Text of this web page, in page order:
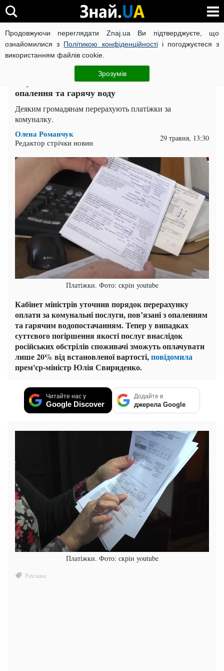
Продовжуючи переглядати Znaj.ua Ви підтверджуєте, що
ознайомилися з Політикою конфіденційностіі погоджуєтеся з
використанням файлів cookie.
Зрозумів
ВІЙНА РОСІЇ ПРОТИ УКРАЇНИ КОРОНАВІРУС В УКРАЇНІ
ЧИТАТЬ НА РУССКОМ
Українцям дозволять менше платити за
опалення та гарячу воду
Деяким громадянам перерахують платіжки за
комуналку.
Олена Романчук
Редактор стрічки новин 29 травня, 13:30
Платіжки. Фото: скрін youtube
Кабінет міністрів уточнив порядок перерахунку
оплати за комунальні послуги, пов’язані з опаленням
та гарячим водопостачанням. Тепер у випадках
суттєвого погіршення якості послуг внаслідок
російських обстрілів споживачі зможуть оплачувати
лише 20% від встановленої вартості,повідомила
прем'єр-міністр Юлія Свириденко.
Читайте нас у
Google Discover
Додайте в
джерела Google
Платіжки. Фото: скрін youtube